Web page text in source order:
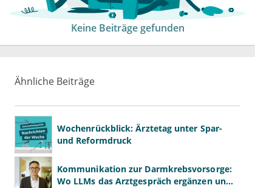
Keine Beiträge gefunden
Ähnliche Beiträge
Wochenrückblick: Ärztetag unter Spar-
und Reformdruck
Kommunikation zur Darmkrebsvorsorge:
Wo LLMs das Arztgespräch ergänzen und